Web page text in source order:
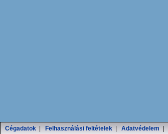
Cégadatok Felhasználási feltételek Adatvédelem